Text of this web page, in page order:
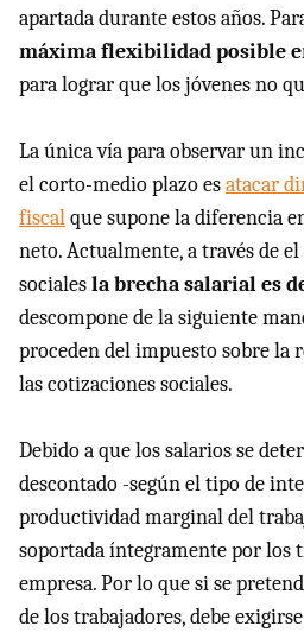
apartada durante estos años.
máxima flexibilidad posible
para lograr que los jóvenes no
La única vía para observar un
el corto-medio plazo esatacar
fiscalque supone la diferencia
neto. Actualmente, a través de
socialesla brecha salarial es
descompone de la siguiente
proceden del impuesto sobre la
las cotizaciones sociales.
Debido a que los salarios se
descontado -según el tipo de
productividad marginal del
soportada íntegramente por los
empresa. Por lo que si se
de los trabajadores, debe exigirse